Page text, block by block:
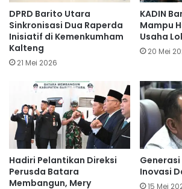
DPRD Barito Utara
Sinkronisasi Dua Raperda
Inisiatif di Kemenkumham
Kalteng
21 Mei 2026
KADIN
Mampu
Usaha
20 Mei
Hadiri Pelantikan Direksi
Perusda Batara
Membangun, Mery
Inovasi
15 Mei